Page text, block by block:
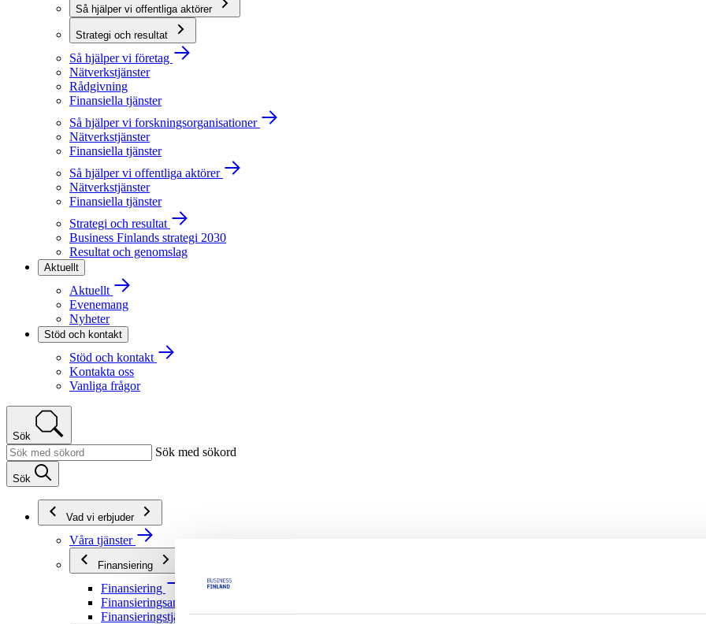
Så hjälper vi offentliga aktörer
Strategi och resultat
Så hjälper vi företag
Nätverkstjänster
Rådgivning
Finansiella tjänster
Så hjälper vi forskningsorganisationer
Nätverkstjänster
Finansiella tjänster
Så hjälper vi offentliga aktörer
Nätverkstjänster
Finansiella tjänster
Strategi och resultat
Business Finlands strategi 2030
Resultat och genomslag
Aktuellt
Aktuellt
Evenemang
Nyheter
Stöd och kontakt
Stöd och kontakt
Kontakta oss
Vanliga frågor
Sök
Sök med sökord
Sök
Vad vi erbjuder
Våra tjänster
Finansiering
Finansiering
Finansieringsanvisningar
Finansieringstjänster